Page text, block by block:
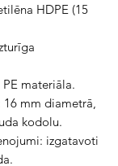
HDPE (15
materiāla.
mm diametrā,
kodolu.
izgatavoti